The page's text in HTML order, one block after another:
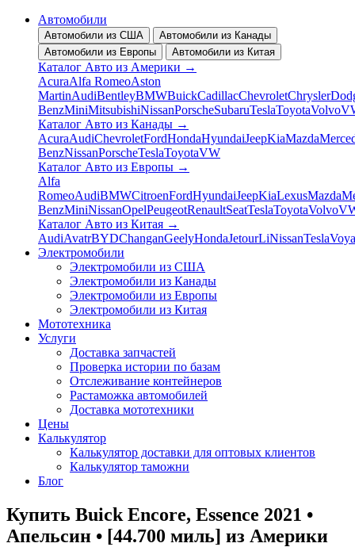
Автомобили
Автомобили из США
Автомобили из Канады
Автомобили из Европы
Автомобили из Китая
Каталог Авто из Америки →
AcuraAlfa RomeoAston
MartinAudiBentleyBMWBuickCadillacChevroletChrysler
BenzMiniMitsubishiNissanPorscheSubaruTeslaToyotaVolvo
Каталог Авто из Канады →
AcuraAudiChevroletFordHondaHyundaiJeepKiaMazda
BenzNissanPorscheTeslaToyotaVW
Каталог Авто из Европы →
Alfa
RomeoAudiBMWCitroenFordHyundaiJeepKiaLexusMazda
BenzMiniNissanOpelPeugeotRenaultSeatTeslaToyotaVolvo
Каталог Авто из Китая →
AudiAvatrBYDChanganGeelyHondaJetourLiNissanTesla
Электромобили
Электромобили из США
Электромобили из Канады
Электромобили из Европы
Электромобили из Китая
Мототехника
Услуги
Доставка запчастей
Проверка истории по базам
Отслеживание контейнеров
Растаможка автомобилей
Доставка мототехники
Цены
Калькулятор
Калькулятор доставки для оптовых клиентов
Калькулятор таможни
Блог
Купить Buick Encore, Essence 2021 •
Апельсин • [44.700 миль] из Америки